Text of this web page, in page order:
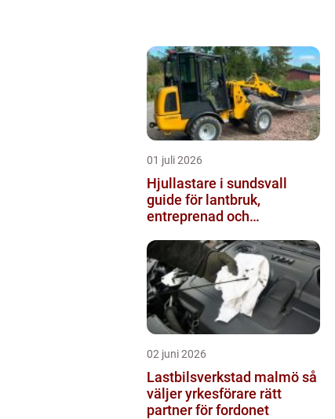
01 juli 2026
Hjullastare i sundsvall
guide för lantbruk,
entreprenad och
02 juni 2026
Lastbilsverkstad malmö så
väljer yrkesförare rätt
partner för fordonet